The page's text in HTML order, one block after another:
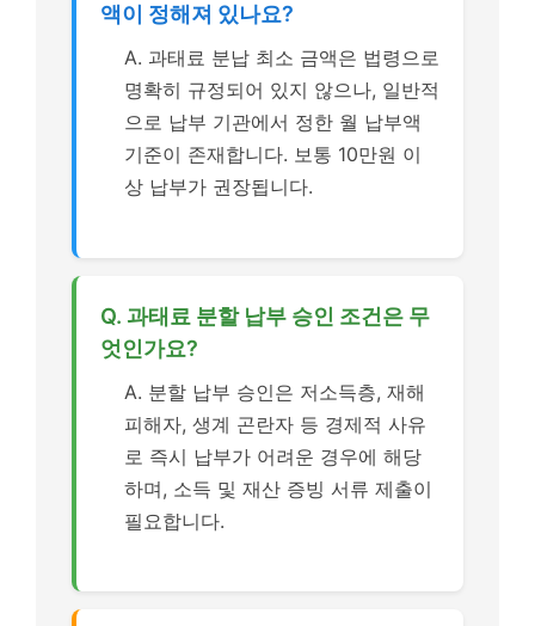
액이 정해져 있나요?
A. 과태료 분납 최소 금액은 법령으로
명확히 규정되어 있지 않으나, 일반적
으로 납부 기관에서 정한 월 납부액
기준이 존재합니다. 보통 10만원 이
상 납부가 권장됩니다.
Q. 과태료 분할 납부 승인 조건은 무
엇인가요?
A. 분할 납부 승인은 저소득층, 재해
피해자, 생계 곤란자 등 경제적 사유
로 즉시 납부가 어려운 경우에 해당
하며, 소득 및 재산 증빙 서류 제출이
필요합니다.